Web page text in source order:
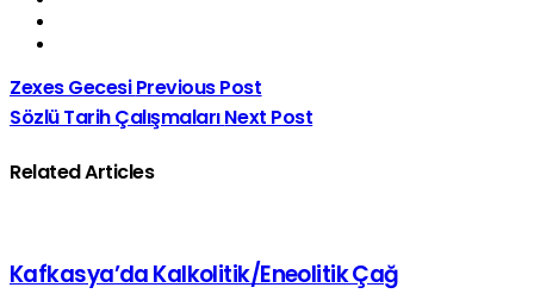
Zexes GecesiPrevious Post
Sözlü Tarih ÇalışmalarıNext Post
Related Articles
Kafkasya’da Kalkolitik/Eneolitik Çağ